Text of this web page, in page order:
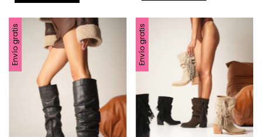
Envío gratis Envío gratis